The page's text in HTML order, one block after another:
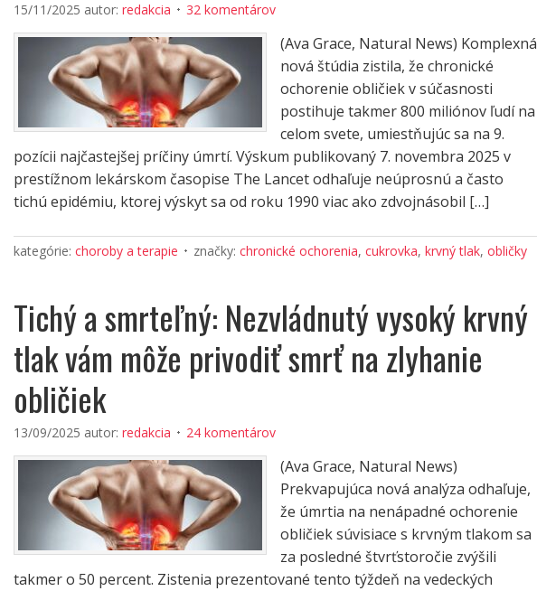
15/11/2025 autor: redakcia 32 komentárov
(Ava Grace, Natural News) Komplexná
nová štúdia zistila, že chronické
ochorenie obličiek v súčasnosti
postihuje takmer 800 miliónov ľudí na
celom svete, umiestňujúc sa na 9.
pozícii najčastejšej príčiny úmrtí. Výskum publikovaný 7. novembra 2025 v
prestížnom lekárskom časopise The Lancet odhaľuje neúprosnú a často
tichú epidémiu, ktorej výskyt sa od roku 1990 viac ako zdvojnásobil […]
kategórie: choroby a terapie značky: chronické ochorenia, cukrovka, krvný tlak, obličky
Tichý a smrteľný: Nezvládnutý vysoký krvný
tlak vám môže privodiť smrť na zlyhanie
obličiek
13/09/2025 autor: redakcia 24 komentárov
(Ava Grace, Natural News)
Prekvapujúca nová analýza odhaľuje,
že úmrtia na nenápadné ochorenie
obličiek súvisiace s krvným tlakom sa
za posledné štvrťstoročie zvýšili
takmer o 50 percent. Zistenia prezentované tento týždeň na vedeckých